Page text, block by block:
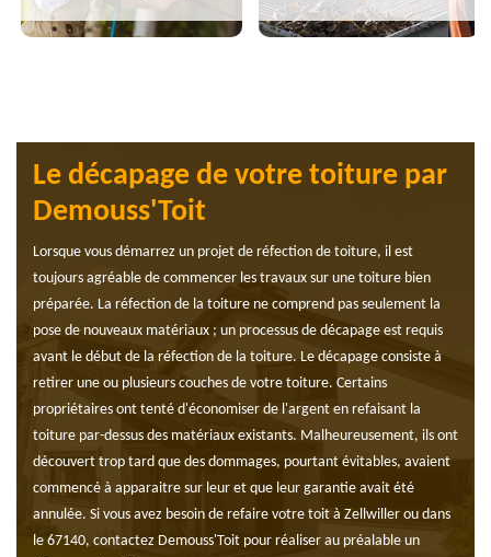
Le décapage de votre toiture par
Demouss'Toit
Lorsque vous démarrez un projet de réfection de toiture, il est
toujours agréable de commencer les travaux sur une toiture bien
préparée. La réfection de la toiture ne comprend pas seulement la
pose de nouveaux matériaux ; un processus de décapage est requis
avant le début de la réfection de la toiture. Le décapage consiste à
retirer une ou plusieurs couches de votre toiture. Certains
propriétaires ont tenté d'économiser de l'argent en refaisant la
toiture par-dessus des matériaux existants. Malheureusement, ils ont
découvert trop tard que des dommages, pourtant évitables, avaient
commencé à apparaitre sur leur et que leur garantie avait été
annulée. Si vous avez besoin de refaire votre toit à Zellwiller ou dans
le 67140, contactez Demouss'Toit pour réaliser au préalable un